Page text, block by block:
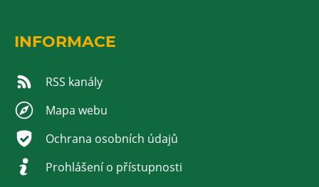
INFORMACE
RSS kanály
Mapa webu
Ochrana osobních údajů
Prohlášení o přístupnosti